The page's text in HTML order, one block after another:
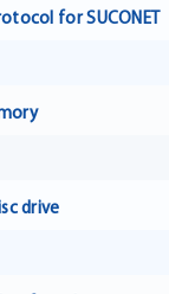
for SUCONET
drive